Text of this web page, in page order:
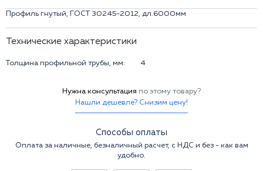
Профиль гнутый, ГОСТ 30245-2012, дл.6000мм
Технические характеристики
Толщина профильной трубы, мм: 4
Нужна консультация по этому товару?
Нашли дешевле? Снизим цену!
Способы оплаты
Оплата за наличные, безналичный расчет, с НДС и без - как вам
удобно.